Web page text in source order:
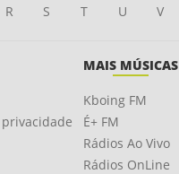
R S T U V
MAIS MÚSICAS
Kboing FM
É+ FM
Rádios Ao Vivo
Rádios OnLine